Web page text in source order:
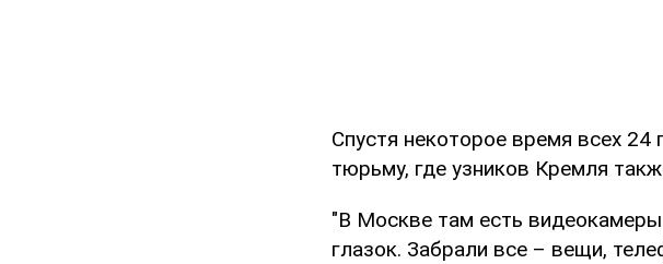
Спустя некоторое время всех
тюрьму, где узников Кремля
"В Москве там есть
глазок. Забрали все – вещи,